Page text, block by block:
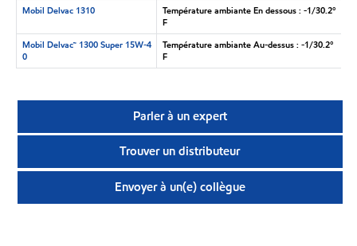
Mobil Delvac 1310
Température ambiante En dessous : -1/30.2°
F
Mobil Delvac™ 1300 Super 15W-4
0
Température ambiante Au-dessus : -1/30.2°
F
Parler à un expert
Trouver un distributeur
Envoyer à un(e) collègue